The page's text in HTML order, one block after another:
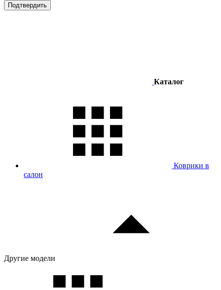
Подтвердить
Каталог
Коврики в
салон
Другие модели